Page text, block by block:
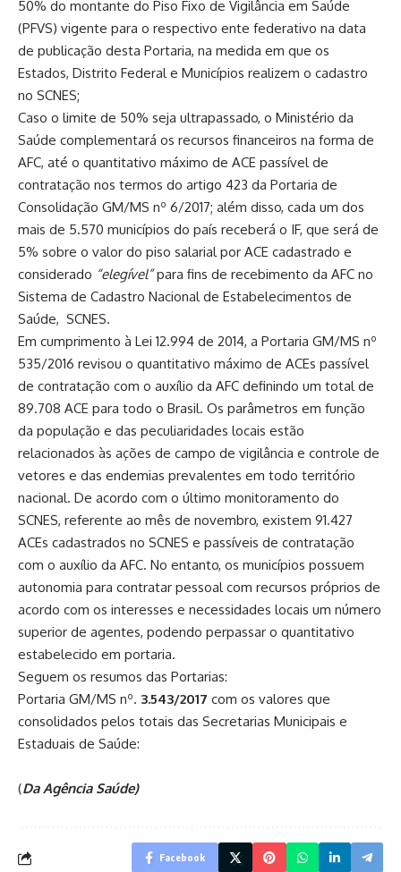
50% do montante do Piso Fixo de Vigilância em Saúde
(PFVS) vigente para o respectivo ente federativo na data
de publicação desta Portaria, na medida em que os
Estados, Distrito Federal e Municípios realizem o cadastro
no SCNES;
Caso o limite de 50% seja ultrapassado, o Ministério da
Saúde complementará os recursos financeiros na forma de
AFC, até o quantitativo máximo de ACE passível de
contratação nos termos do artigo 423 da Portaria de
Consolidação GM/MS nº 6/2017; além disso, cada um dos
mais de 5.570 municípios do país receberá o IF, que será de
5% sobre o valor do piso salarial por ACE cadastrado e
considerado “elegível”para fins de recebimento da AFC no
Sistema de Cadastro Nacional de Estabelecimentos de
Saúde, SCNES.
Em cumprimento à Lei 12.994 de 2014, a Portaria GM/MS nº
535/2016 revisou o quantitativo máximo de ACEs passível
de contratação com o auxílio da AFC definindo um total de
89.708 ACE para todo o Brasil. Os parâmetros em função
da população e das peculiaridades locais estão
relacionados às ações de campo de vigilância e controle de
vetores e das endemias prevalentes em todo território
nacional. De acordo com o último monitoramento do
SCNES, referente ao mês de novembro, existem 91.427
ACEs cadastrados no SCNES e passíveis de contratação
com o auxílio da AFC. No entanto, os municípios possuem
autonomia para contratar pessoal com recursos próprios de
acordo com os interesses e necessidades locais um número
superior de agentes, podendo perpassar o quantitativo
estabelecido em portaria.
Seguem os resumos das Portarias:
Portaria GM/MS nº. 3.543/2017 com os valores que
consolidados pelos totais das Secretarias Municipais e
Estaduais de Saúde:
(Da Agência Saúde)
Facebook